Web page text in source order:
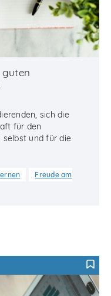
sich die
für den
selbst und für die
Freude am
F